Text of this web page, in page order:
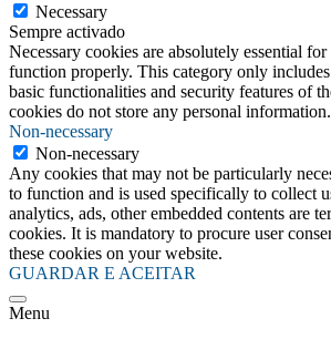
Necessary
Sempre activado
Necessary cookies are absolutely essential
function properly. This category only
basic functionalities and security features of
cookies do not store any personal information.
Non-necessary
Non-necessary
Any cookies that may not be particularly
to function and is used specifically to collect
analytics, ads, other embedded contents are
cookies. It is mandatory to procure user
these cookies on your website.
GUARDAR E ACEITAR
Menu